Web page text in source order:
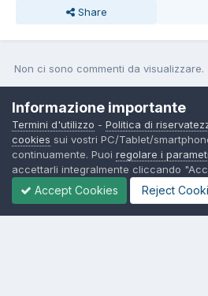
Share
Non ci sono commenti da visualizzare.
Join the conversation
You can post now and register later. If
nowto post with your account.
Aggiungi un commento...
Informazione importante
Termini d'utilizzo - Politica di
cookies sui vostri PC/Tablet/
continuamente. Puoi regolare i
accettarli integralmente cliccando
Accept Cookies Reject